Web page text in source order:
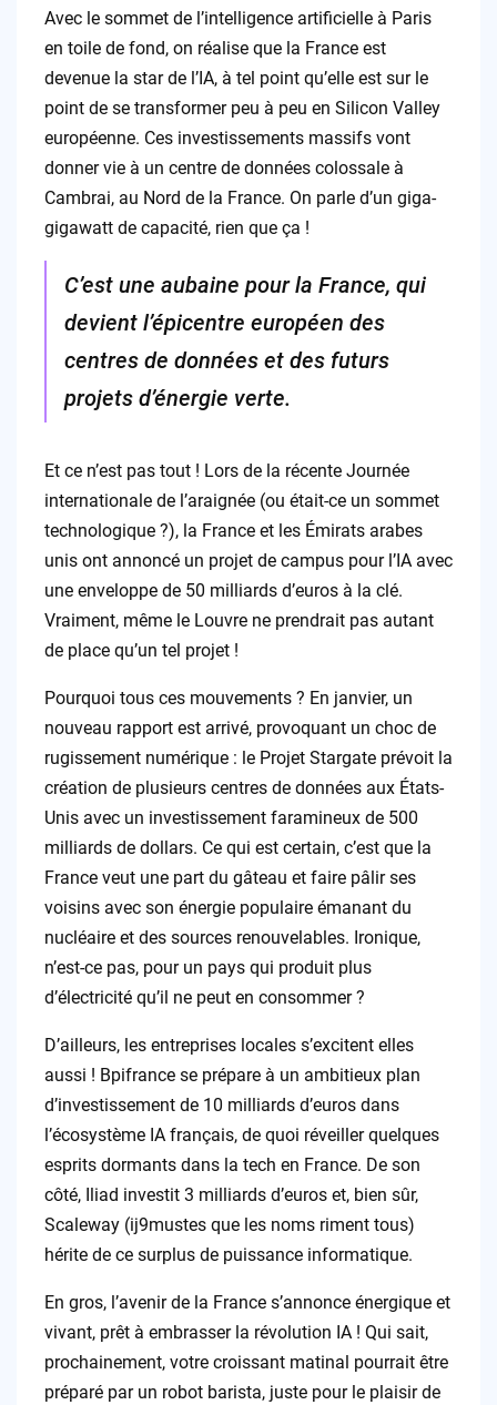
Avec le sommet de l’intelligence artificielle à Paris
en toile de fond, on réalise que la France est
devenue la star de l’IA, à tel point qu’elle est sur le
point de se transformer peu à peu en Silicon Valley
européenne. Ces investissements massifs vont
donner vie à un centre de données colossale à
Cambrai, au Nord de la France. On parle d’un giga-
gigawatt de capacité, rien que ça !
C’est une aubaine pour la France, qui
devient l’épicentre européen des
centres de données et des futurs
projets d’énergie verte.
Et ce n’est pas tout ! Lors de la récente Journée
internationale de l’araignée (ou était-ce un sommet
technologique ?), la France et les Émirats arabes
unis ont annoncé un projet de campus pour l’IA avec
une enveloppe de 50 milliards d’euros à la clé.
Vraiment, même le Louvre ne prendrait pas autant
de place qu’un tel projet !
Pourquoi tous ces mouvements ? En janvier, un
nouveau rapport est arrivé, provoquant un choc de
rugissement numérique : le Projet Stargate prévoit la
création de plusieurs centres de données aux États-
Unis avec un investissement faramineux de 500
milliards de dollars. Ce qui est certain, c’est que la
France veut une part du gâteau et faire pâlir ses
voisins avec son énergie populaire émanant du
nucléaire et des sources renouvelables. Ironique,
n’est-ce pas, pour un pays qui produit plus
d’électricité qu’il ne peut en consommer ?
D’ailleurs, les entreprises locales s’excitent elles
aussi ! Bpifrance se prépare à un ambitieux plan
d’investissement de 10 milliards d’euros dans
l’écosystème IA français, de quoi réveiller quelques
esprits dormants dans la tech en France. De son
côté, Iliad investit 3 milliards d’euros et, bien sûr,
Scaleway (ij9mustes que les noms riment tous)
hérite de ce surplus de puissance informatique.
En gros, l’avenir de la France s’annonce énergique et
vivant, prêt à embrasser la révolution IA ! Qui sait,
prochainement, votre croissant matinal pourrait être
préparé par un robot barista, juste pour le plaisir de